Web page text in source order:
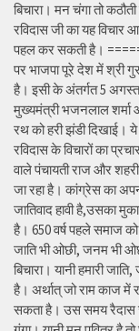
बिचारा। मन चंगा तो
रविदास जी का यह
पहल कर सकती है।
पर भाजपा पूरे देश में श्री
है। इसी के अंतर्गत 5
मुख्यमंत्री भजनलाल शर्मा
रथ को हरी झंडी दिखाई।
रविदास के विचारों का
वाले पंचायती राज और
जा रहा है। कांग्रेस का
जातिवाद हावी है,उसका
है। 650 वर्ष पहले समाज को
जाति भी ओछी, जनम भी
बिचारा। यानी हमारी
है। अर्थात् जो राम काज
सकता है। उस समय रैदास